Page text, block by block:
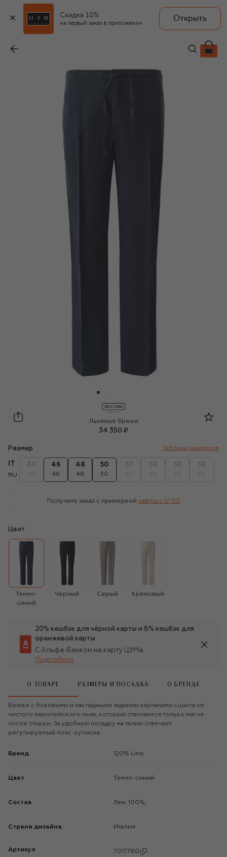
Скидка 10%
на первый заказ в приложении
Открыть
34 350 ₽
120% Lino
Льняные брюки
34 350 ₽
Размер Таблица размеров
RU
46
46
48
48
50
50
Получите заказ с примеркой завтра c 17:00
Цвет
Темно-
синий
Черный Серый Кремовый
20% кешбэк для чёрной карты и 8% кешбэк для
оранжевой карты
С Альфа-Банком на карту ЦУМа
Подробнее
О ТОВАРЕ РАЗМЕРЫ И ПОСАДКА О БРЕНДЕ
Брюки с боковыми и накладными задними карманами сшили из
чистого европейского льна, который становится только мягче
после стирки. За удобную посадку на талии отвечает
регулируемый пояс-кулиска.
Бренд 120% Lino
Цвет Темно-синий
Состав Лен: 100%;
Страна дизайна Италия
Артикул 7017760